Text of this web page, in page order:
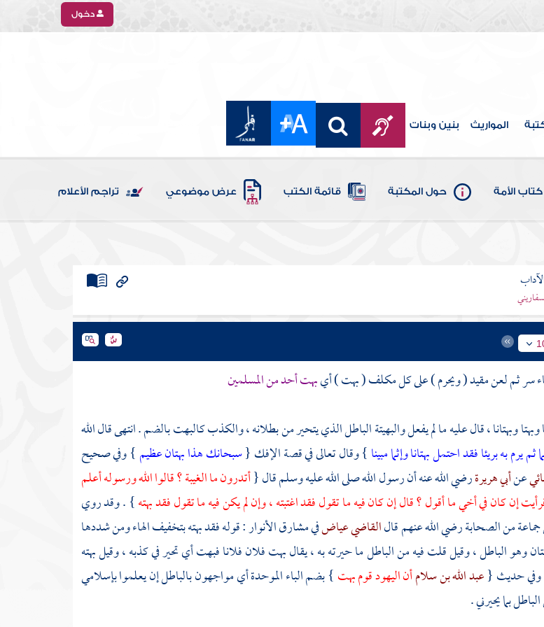
دخول
المواريث بنين وبنات
كتاب الأمة حول المكتبة قائمة الكتب عرض موضوعي تراجم الأعلام
سر ثم لعن مقيد ( ويحرم ) على كل مكلف ( بهت ) أيبهت أحد من المسلمين
وبهتانا ، قال عليه ما لم يفعل والبهيتة الباطل الذي يتحير من بطلانه ، والكذب كالبهت بالضم . انتهى قال الله
به بريئا فقد احتمل بهتانا وإثما مبينا} وقال تعالى في قصة الإفك {سبحانك هذا بهتان عظيم} وفي صحيح
عنأبي هريرةرضي الله عنه أن رسول الله صلى الله عليه وسلم قال {أتدرون ما الغيبة ؟ قالوا الله ورسوله أعلم
إن كان في أخي ما أقول ؟ قال إن كان فيه ما تقول فقد اغتبته ، وإن لم يكن فيه ما تقول فقد بهته} . وقد روي
من الصحابة رضي الله عنهم قالالقاضي عياضفي مشارق الأنوار : قوله فقد بهته بتخفيف الهاء ومن شددها
وهو الباطل ، وقيل قلت فيه من الباطل ما حيرته به ، يقال بهت فلان فلانا فبهت أي تحير في كذبه ، وقيل بهته
وفي حديث {عبد الله بن سلامأناليهودقوم بهت} بضم الباء الموحدة أي مواجهون بالباطل إن يعلموا بإسلامي
بما يحيرني .